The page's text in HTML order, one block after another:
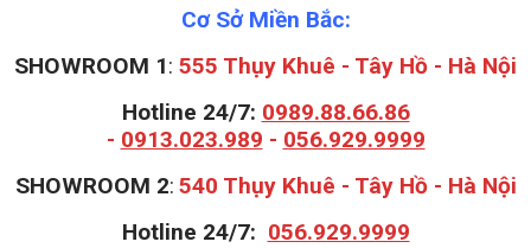
Cơ Sở Miền Bắc:
SHOWROOM 1: 555 Thụy Khuê - Tây Hồ - Hà Nội
Hotline 24/7: 0989.88.66.86
- 0913.023.989 - 056.929.9999
SHOWROOM 2: 540 Thụy Khuê - Tây Hồ - Hà Nội
Hotline 24/7: 056.929.9999